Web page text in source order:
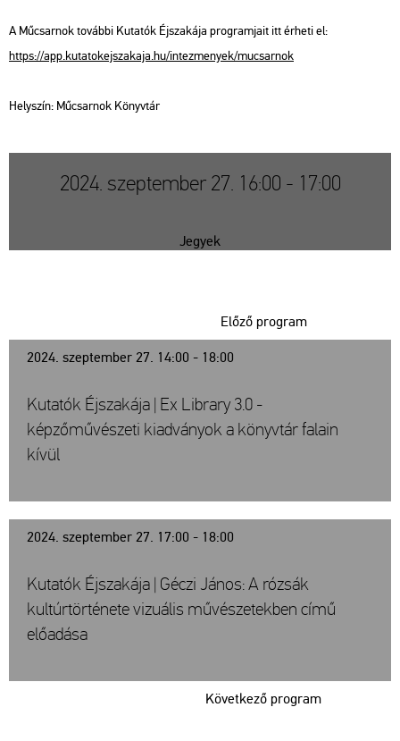
A Mű­csar­nok to­váb­bi Ku­ta­tók Éj­sza­ká­ja prog­ram­ja­it itt ér­he­ti el:
https://​app.​kut​atok​ejsz​akaj​a.​hu/​in­tez­me­nyek/​mu­csar­nok
Hely­szín: Mű­csar­nok Könyv­tár
2024. szeptember 27. 16:00 - 17:00
Jegyek
2024. szeptember 27. 14:00 - 18:00
Előző program
Kutatók Éjszakája | Ex Library 3.0 -
képzőművészeti kiadványok a könyvtár falain
kívül
2024. szeptember 27. 17:00 - 18:00
Következő program
Kutatók Éjszakája | Géczi János: A rózsák
kultúrtörténete vizuális művészetekben című
előadása